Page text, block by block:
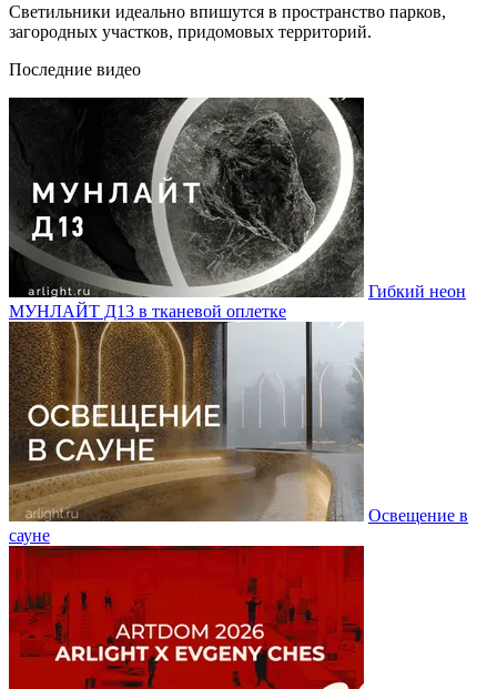
Светильники идеально впишутся в пространство парков,
загородных участков, придомовых территорий.
Последние видео
Гибкий неон
МУНЛАЙТ Д13 в тканевой оплетке
Освещение в
сауне